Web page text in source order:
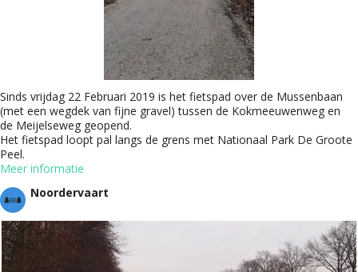
Sinds vrijdag 22 Februari 2019 is het fietspad over de Mussenbaan
(met een wegdek van fijne gravel) tussen de Kokmeeuwenweg en
de Meijelseweg geopend.
Het fietspad loopt pal langs de grens met Nationaal Park De Groote
Peel.
Meer informatie
Noordervaart